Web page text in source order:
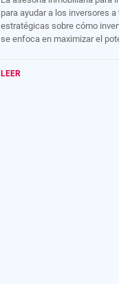
para ayudar a los inversores
estratégicas sobre cómo
se enfoca en maximizar el
inversionistas que están
LEER